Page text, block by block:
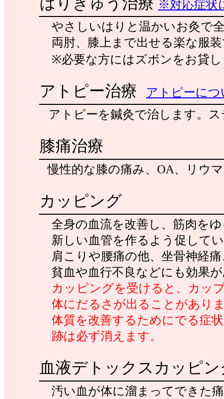
※対応症状
やさしいはりと温かいお灸で
両肘、膝上まで出せる楽な服
※必要な方にはズボンをお貸し
アトピー治療
アトピーにつ
アトピーを鍼灸で治します。
膝痛治療
慢性的な膝の痛み、OA、リウ
カッピング
全身の血流を改善し、筋肉を
新しい血管を作るよう促して
肩こりや腰痛の他、坐骨神経痛
貧血や血行不良などにも効果
カッピングを受けると、カッ
体にだるさが出ることがあり
体質を改善するためにでる症
跡は必ず消えます。
血液デトックスカッピン
汚い血が体に溜まってできた